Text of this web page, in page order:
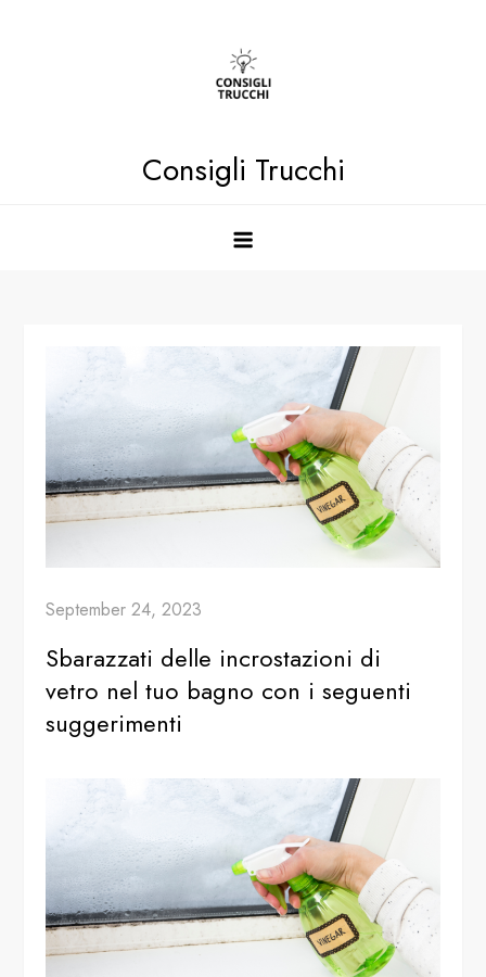
Consigli Trucchi
September 24, 2023
Sbarazzati delle incrostazioni di
vetro nel tuo bagno con i seguenti
suggerimenti